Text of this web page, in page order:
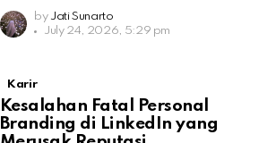
by Jati Sunarto
July 24, 2026, 5:29 pm
Karir
Kesalahan Fatal Personal
Branding di LinkedIn yang